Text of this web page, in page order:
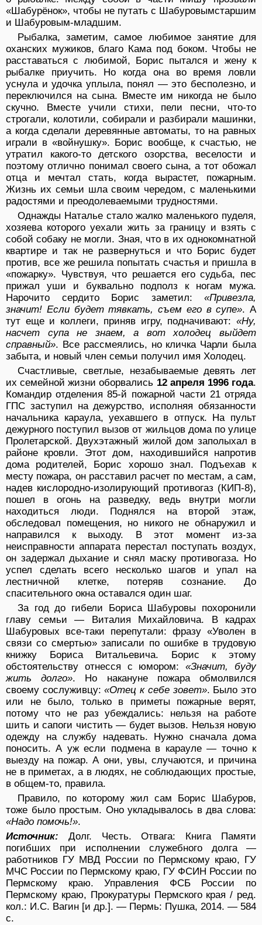
«Шабурёнок», чтобы не путать с Шабуровымстаршим
и Шабуровым-младшим.
Рыбалка, заметим, самое любимое занятие для
оханских мужиков, благо Кама под боком. Чтобы не
расставаться с любимой, Борис пытался и жену к
рыбалке приучить. Но когда она во время ловли
уснула и удочка уплыла, понял — это бесполезно, и
переключился на сына. Вместе им никогда не было
скучно. Вместе учили стихи, пели песни, что-то
строгали, колотили, собирали и разбирали машинки,
а когда сделали деревянные автоматы, то на равных
играли в «войнушку». Борис вообще, к счастью, не
утратил какого-то детского озорства, веселости и
поэтому отлично понимал своего сына, а тот обожал
отца и мечтал стать, когда вырастет, пожарным.
Жизнь их семьи шла своим чередом, с маленькими
радостями и преодолеваемыми трудностями.
Однажды Наталье стало жалко маленького пуделя,
хозяева которого уехали жить за границу и взять с
собой собаку не могли. Зная, что в их однокомнатной
квартире и так не развернуться и что Борис будет
против, все же решила попытать счастья и пришла в
«пожарку». Чувствуя, что решается его судьба, пес
прижал уши и буквально подполз к ногам мужа.
Нарочито сердито Борис заметил: «Привезла,
значит! Если будет тявкать, съем его в супе». А
тут еще и коллеги, приняв игру, подначивают: «Ну,
насчет супа не знаем, а вот холодец выйдет
справный». Все рассмеялись, но кличка Чарли была
забыта, и новый член семьи получил имя Холодец.
Счастливые, светлые, незабываемые девять лет
их семейной жизни оборвались 12 апреля 1996 года.
Командир отделения 85-й пожарной части 21 отряда
ГПС заступил на дежурство, исполняя обязанности
начальника караула, уехавшего в отпуск. На пульт
дежурного поступил вызов от жильцов дома по улице
Пролетарской. Двухэтажный жилой дом заполыхал в
районе кровли. Этот дом, находившийся напротив
дома родителей, Борис хорошо знал. Подъехав к
месту пожара, он расставил расчет по местам, а сам,
надев кислородно-изолирующий противогаз (КИП-8),
пошел в огонь на разведку, ведь внутри могли
находиться люди. Поднялся на второй этаж,
обследовал помещения, но никого не обнаружил и
направился к выходу. В этот момент из-за
неисправности аппарата перестал поступать воздух,
он задержал дыхание и снял маску противогаза. Но
успел сделать всего несколько шагов и упал на
лестничной клетке, потеряв сознание. До
спасительного окна оставался один шаг.
За год до гибели Бориса Шабуровы похоронили
главу семьи — Виталия Михайловича. В кадрах
Шабуровых все-таки перепутали: фразу «Уволен в
связи со смертью» записали по ошибке в трудовую
книжку Бориса Витальевича. Борис к этому
обстоятельству отнесся с юмором:«Значит, буду
жить долго». Но накануне пожара обмолвился
своему сослуживцу:«Отец к себе зовет». Было это
или не было, только в приметы пожарные верят,
потому что не раз убеждались: нельзя на работе
шить и сапоги чистить — будет вызов. Нельзя новую
одежду на службу надевать. Нужно сначала дома
поносить. А уж если подмена в карауле — точно к
выезду на пожар. А они, увы, случаются, и причина
не в приметах, а в людях, не соблюдающих простые,
в общем-то, правила.
Правило, по которому жил сам Борис Шабуров,
тоже было простым. Оно укладывалось в два слова:
«Надо помочь!».
Источник: Долг. Честь. Отвага: Книга Памяти
погибших при исполнении служебного долга —
работников ГУ МВД России по Пермскому краю, ГУ
МЧС России по Пермскому краю, ГУ ФСИН России по
Пермскому краю. Управления ФСБ России по
Пермскому краю, Прокуратуры Пермского края / ред.
кол.: И.С. Вагин [и др.]. — Пермь: Пушка, 2014. — 584
с.